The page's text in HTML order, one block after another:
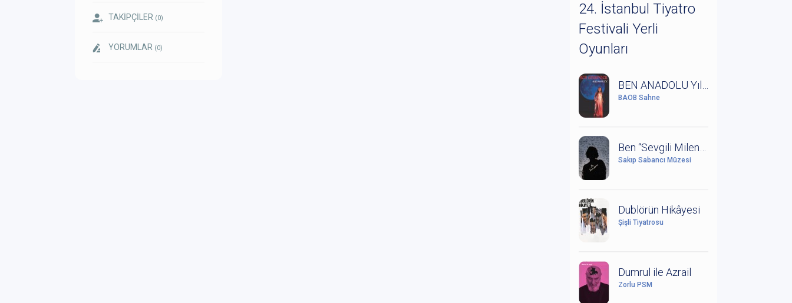
TAKİPÇİLER (0)
YORUMLAR (0)
24. İstanbul Tiyatro
Festivali Yerli
Oyunları
BAOB Sahne
Sakıp Sabancı Müzesi
Dublörün Hikâyesi
Şişli Tiyatrosu
Dumrul ile Azrail
Zorlu PSM